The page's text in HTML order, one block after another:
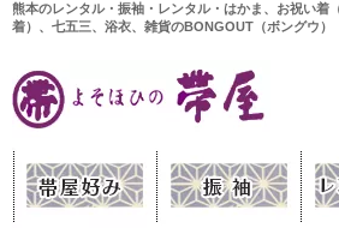
熊本のレンタル・振袖・レンタル・はかま、お祝い着
着）、七五三、浴衣、雑貨のBONGOUT（ボングウ）